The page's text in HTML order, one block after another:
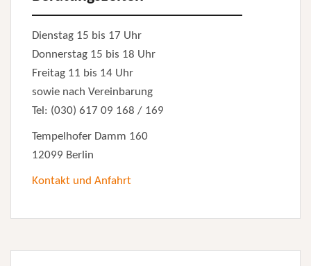
Dienstag 15 bis 17 Uhr
Donnerstag 15 bis 18 Uhr
Freitag 11 bis 14 Uhr
sowie nach Vereinbarung
Tel: (030) 617 09 168 / 169
Tempelhofer Damm 160
12099 Berlin
Kontakt und Anfahrt